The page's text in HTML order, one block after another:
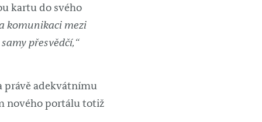
kartu do svého
komunikaci mezi
přesvědčí,“
právě adekvátnímu
nového portálu totiž